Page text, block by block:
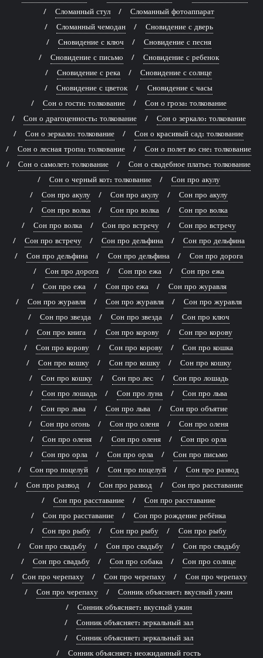
Сломанный стул
Сломанный фотоаппарат
Сломанный чемодан
Сновидение с дверь
Сновидение с ключ
Сновидение с песня
Сновидение с письмо
Сновидение с ребенок
Сновидение с река
Сновидение с солнце
Сновидение с цветок
Сновидение с часы
Сон о гости: толкование
Сон о гроза: толкование
Сон о драгоценность: толкование
Сон о зеркало: толкование
Сон о зеркало: толкование
Сон о красивый сад: толкование
Сон о лесная тропа: толкование
Сон о полет во сне: толкование
Сон о самолет: толкование
Сон о свадебное платье: толкование
Сон о черный кот: толкование
Сон про акулу
Сон про акулу
Сон про акулу
Сон про акулу
Сон про волка
Сон про волка
Сон про волка
Сон про волка
Сон про встречу
Сон про встречу
Сон про встречу
Сон про дельфина
Сон про дельфина
Сон про дельфина
Сон про дельфина
Сон про дорога
Сон про дорога
Сон про ежа
Сон про ежа
Сон про ежа
Сон про ежа
Сон про журавля
Сон про журавля
Сон про журавля
Сон про журавля
Сон про звезда
Сон про звезда
Сон про ключ
Сон про книга
Сон про корову
Сон про корову
Сон про корову
Сон про корову
Сон про кошка
Сон про кошку
Сон про кошку
Сон про кошку
Сон про кошку
Сон про лес
Сон про лошадь
Сон про лошадь
Сон про луна
Сон про льва
Сон про льва
Сон про льва
Сон про объятие
Сон про огонь
Сон про оленя
Сон про оленя
Сон про оленя
Сон про оленя
Сон про орла
Сон про орла
Сон про орла
Сон про письмо
Сон про поцелуй
Сон про поцелуй
Сон про развод
Сон про развод
Сон про развод
Сон про расставание
Сон про расставание
Сон про расставание
Сон про расставание
Сон про рождение ребёнка
Сон про рыбу
Сон про рыбу
Сон про рыбу
Сон про свадьбу
Сон про свадьбу
Сон про свадьбу
Сон про свадьбу
Сон про собака
Сон про солнце
Сон про черепаху
Сон про черепаху
Сон про черепаху
Сон про черепаху
Сонник объясняет: вкусный ужин
Сонник объясняет: вкусный ужин
Сонник объясняет: зеркальный зал
Сонник объясняет: зеркальный зал
Сонник объясняет: неожиданный гость